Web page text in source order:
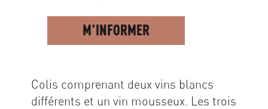
M'INFORMER
Colis comprenant deux vins blancs
différents et un vin mousseux. Les trois